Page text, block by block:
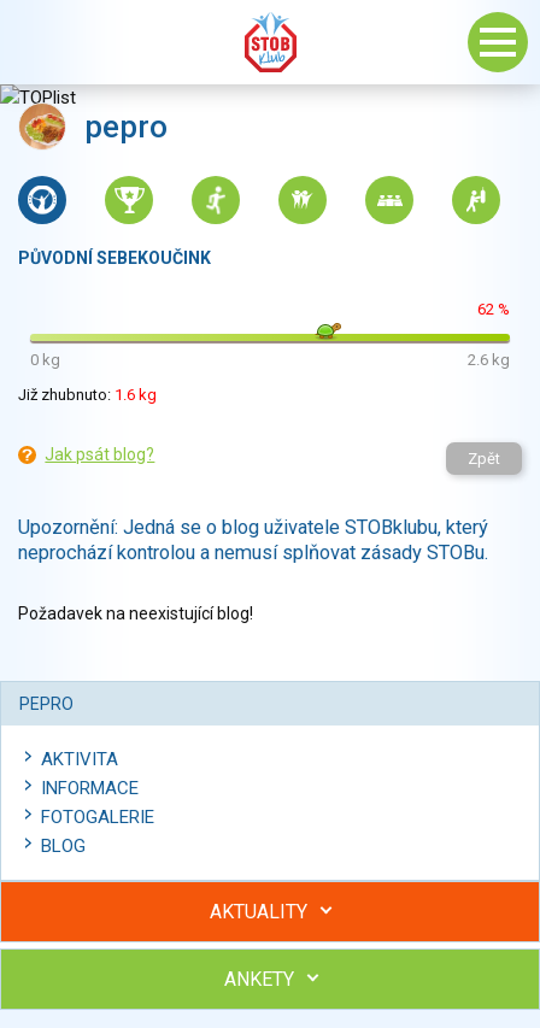
pepro
PŮVODNÍ SEBEKOUČINK
62 %
0 kg
2.6 kg
Již zhubnuto: 1.6 kg
Jak psát blog? Zpět
Upozornění: Jedná se o blog uživatele STOBklubu, který
neprochází kontrolou a nemusí splňovat zásady STOBu.
Požadavek na neexistující blog!
PEPRO
AKTIVITA
INFORMACE
FOTOGALERIE
BLOG
AKTUALITY
Hubněte s podporou lektorky a skupiny v kurzech STOBu
Chcete poradit s hubnutím? Najděte si odborníka STOBu ve
ANKETY